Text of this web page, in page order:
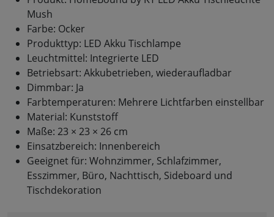
Mush
Farbe: Ocker
Produkttyp: LED Akku Tischlampe
Leuchtmittel: Integrierte LED
Betriebsart: Akkubetrieben, wiederaufladbar
Dimmbar: Ja
Farbtemperaturen: Mehrere Lichtfarben einstellbar
Material: Kunststoff
Maße: 23 × 23 × 26 cm
Einsatzbereich: Innenbereich
Geeignet für: Wohnzimmer, Schlafzimmer,
Esszimmer, Büro, Nachttisch, Sideboard und
Tischdekoration